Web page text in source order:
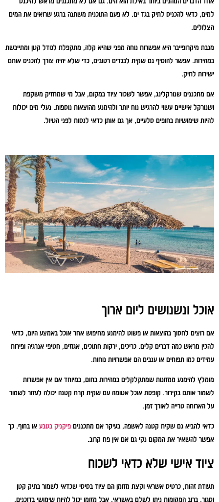
למים, כדאי להכניס לתיק בגד ים. לא פעם התוכנית משתנה ברגע שרואים את המים
הצלולים.
מגבת מיקרופייבר היא אפשרות נוחה מפני שהיא קלה, מתקפלת לגודל קטן ומתייבשת
במהירות. אפשר להוסיף גם שקית לבגדים רטובים, כדי שלא יהיה צורך להכניס אותם
ישירות לתיק.
אם מתכננים שנורקלינג, אפשר לשכור ציוד במקום, אבל מי שמחזיק משקפת
ושנורקל אישיים עשוי להרגיש נוח יותר ולהימנע מהוצאות נוספות. נעלי מים יכולות
להיות שימושיות בחופים סלעיים, אך גם אותן כדאי לנסות לפני הטיול.
אוכל ונשנושים ליום ארוך
אם רוצים לחסוך בהוצאות או פשוט להימנע מחיפוש אחר אוכל באמצע היום, כדאי
להכין מראש כמה דברים קלים. כריכים, ירקות חתוכים, אגוזים, חטיפי אנרגיה ופירות
עמידים כמו תפוחים או ענבים הם אפשרויות נוחות.
מומלץ להימנע ממזונות שמתקלקלים במהירות בחום, במיוחד אם אין אפשרות
לשמור אותם בקירור. קופסת אוכל אטומה עם שקית קרח קטנה יכולה לעזור לשמור
על הארוחה טרייה לאורך זמן.
כדאי להביא גם שקית קטנה לאשפה, בעיקר אם מתכננים פיקניק בטבע או בחוף. כך
אפשר להשאיר את המקום נקי גם אם אין פח קרוב.
ציוד אישי שלא כדאי לשכוח
תעודת זהות, כרטיס אשראי וקצת מזומן הם ציוד בסיסי שכדאי לשמור בתיק קטן
וסגור. ברוב המקומות ניתן לשלם באשראי, אבל מזומן יכול להיות שימושי בדוכנים,